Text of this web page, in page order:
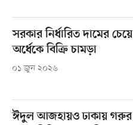
সরকার নির্ধারিত দামের চেয়ে
অর্ধেকে বিক্রি চামড়া
০১ জুন ২০২৬
ঈদুল আজহায়ও ঢাকায় গরুর